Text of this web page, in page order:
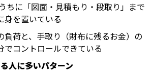
ちに「図面・見積もり・段取り」まで
身を置いている
負荷と、手取り（財布に残るお金）の
でコントロールできている
人に多いパターン